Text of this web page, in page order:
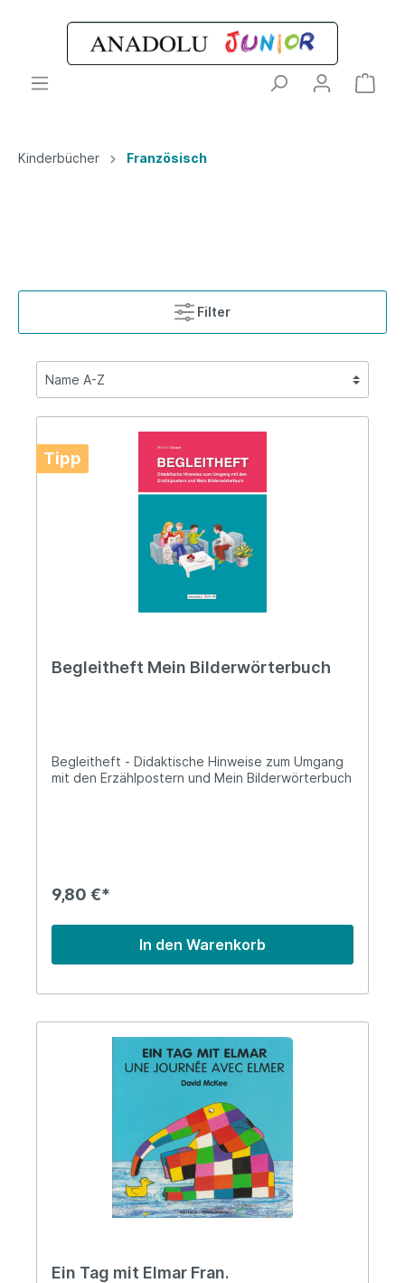
Kinderbücher Französisch
Filter
Tipp
Begleitheft Mein Bilderwörterbuch
Begleitheft - Didaktische Hinweise zum Umgang
mit den Erzählpostern und Mein Bilderwörterbuch
9,80 €*
In den Warenkorb
Ein Tag mit Elmar Fran.